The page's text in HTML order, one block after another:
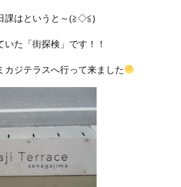
課はというと～(≧◇≦)
た「街探検」です！！
カジテラスへ行って来ました